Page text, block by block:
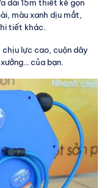
dài 15m thiết kế gọn
màu xanh dịu mắt,
tiết khác.
lực cao, cuộn dây
của bạn.